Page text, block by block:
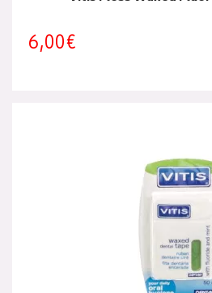
6,00€